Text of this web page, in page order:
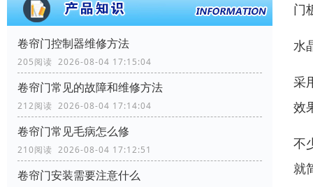
卷帘门控制器维修方法
205阅读 2026-08-04 17:15:04
卷帘门常见的故障和维修方法
212阅读 2026-08-04 17:14:04
卷帘门常见毛病怎么修
210阅读 2026-08-04 17:12:51
卷帘门安装需要注意什么
门
水
采
效
不
就